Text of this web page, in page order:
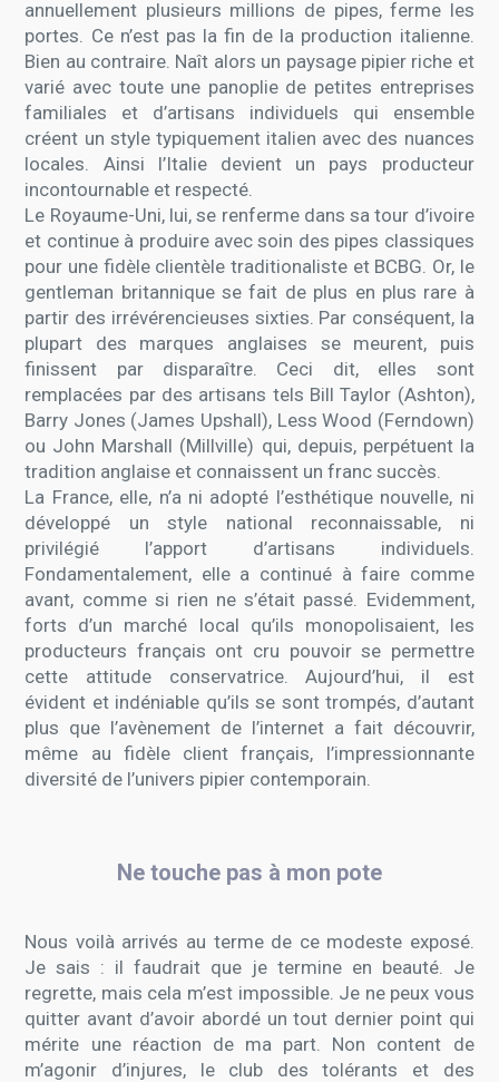
annuellement plusieurs millions de pipes, ferme les
portes. Ce n’est pas la fin de la production italienne.
Bien au contraire. Naît alors un paysage pipier riche et
varié avec toute une panoplie de petites entreprises
familiales et d’artisans individuels qui ensemble
créent un style typiquement italien avec des nuances
locales. Ainsi l’Italie devient un pays producteur
incontournable et respecté.
Le Royaume-Uni, lui, se renferme dans sa tour d’ivoire
et continue à produire avec soin des pipes classiques
pour une fidèle clientèle traditionaliste et BCBG. Or, le
gentleman britannique se fait de plus en plus rare à
partir des irrévérencieuses sixties. Par conséquent, la
plupart des marques anglaises se meurent, puis
finissent par disparaître. Ceci dit, elles sont
remplacées par des artisans tels Bill Taylor (Ashton),
Barry Jones (James Upshall), Less Wood (Ferndown)
ou John Marshall (Millville) qui, depuis, perpétuent la
tradition anglaise et connaissent un franc succès.
La France, elle, n’a ni adopté l’esthétique nouvelle, ni
développé un style national reconnaissable, ni
privilégié l’apport d’artisans individuels.
Fondamentalement, elle a continué à faire comme
avant, comme si rien ne s’était passé. Evidemment,
forts d’un marché local qu’ils monopolisaient, les
producteurs français ont cru pouvoir se permettre
cette attitude conservatrice. Aujourd’hui, il est
évident et indéniable qu’ils se sont trompés, d’autant
plus que l’avènement de l’internet a fait découvrir,
même au fidèle client français, l’impressionnante
diversité de l’univers pipier contemporain.
Ne touche pas à mon pote
Nous voilà arrivés au terme de ce modeste exposé.
Je sais : il faudrait que je termine en beauté. Je
regrette, mais cela m’est impossible. Je ne peux vous
quitter avant d’avoir abordé un tout dernier point qui
mérite une réaction de ma part. Non content de
m’agonir d’injures, le club des tolérants et des